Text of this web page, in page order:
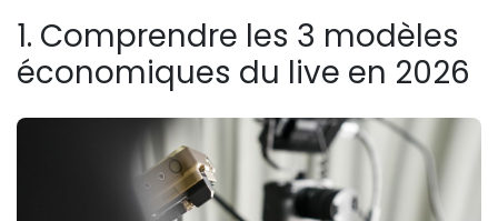
1. Comprendre les 3 modèles
économiques du live en 2026